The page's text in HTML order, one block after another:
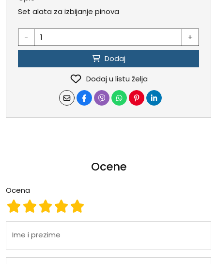
Set alata za izbijanje pinova
- +
Dodaj
Dodaj u listu želja
Ocene
Ocena
Ocena 5
Ocena 4
Ocena 3
Ocena 2
Ocena 1
Ime i prezime